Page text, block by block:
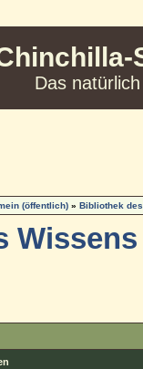
Das
(öffentlich) »Bibliothek
Wissens